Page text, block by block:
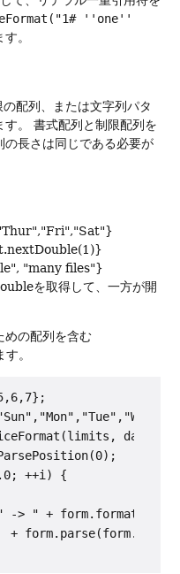
''one''
。
配列、または文字列パタ
。
書式配列と制限配列を
長さは同じである必要が
"many files"}
を取得して、一方が開
めの配列を含む
。
++i) {
-> " + form.format(i) +
+